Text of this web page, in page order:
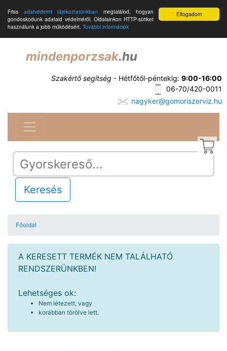
Elfogadom
Friss adatvédelmi tájékoztatónkban megtalálod, hogyan
gondoskodunk adataid védelméről. Oldalainkon HTTP-sütiket
használunk a jobb működésért. További információk
mindenporzsak.hu
Szakértő segítség - Hétfőtől-péntekig: 9:00-16:00
06-70/420-0011
nagyker@gomoriszerviz.hu
Keresés
Főoldal
A KERESETT TERMÉK NEM TALÁLHATÓ
RENDSZERÜNKBEN!
Lehetséges ok:
Nem létezett, vagy
korábban törölve lett.